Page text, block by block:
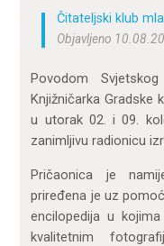
Čitateljski klub
Objavljeno
Povodom
Knjižničarka Gradske
u utorak 02. i 09.
zanimljivu radionicu
Pričaonica je
priređena je uz
encilopedija u
kvalitetnim